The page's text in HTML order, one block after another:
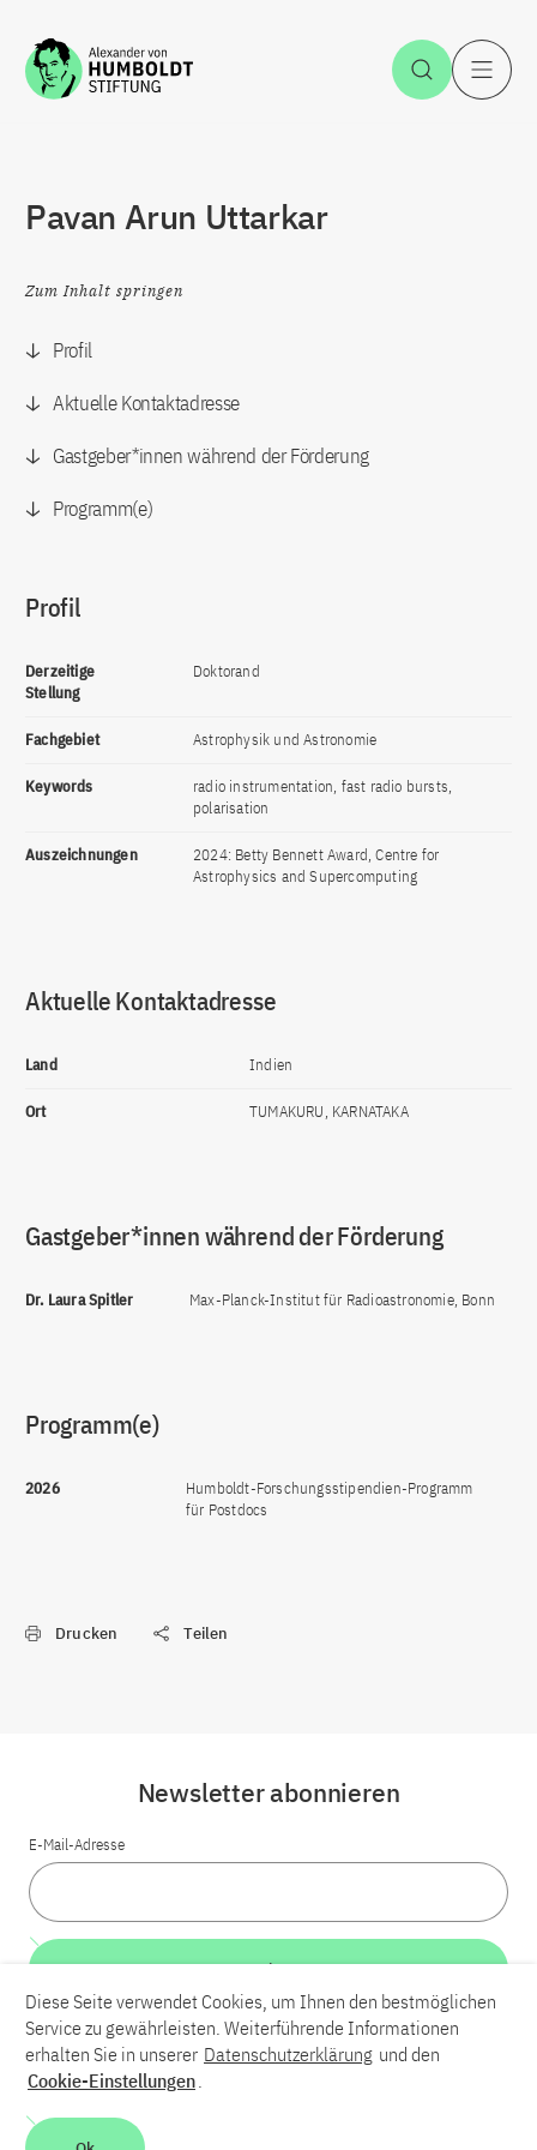
Zum Inhalt springen Suche
Pavan Arun Uttarkar
Zum Inhalt springen
Profil
Aktuelle Kontaktadresse
Gastgeber*innen während der Förderung
Programm(e)
Profil
Derzeitige
Stellung
Doktorand
Fachgebiet Astrophysik und Astronomie
Keywords
radio instrumentation, fast radio bursts,
polarisation
Auszeichnungen
2024: Betty Bennett Award, Centre for
Astrophysics and Supercomputing
Aktuelle Kontaktadresse
Land Indien
Ort TUMAKURU, KARNATAKA
Gastgeber*innen während der Förderung
Dr. Laura Spitler Max-Planck-Institut für Radioastronomie, Bonn
Programm(e)
2026
Humboldt-Forschungsstipendien-Programm
für Postdocs
Drucken Teilen
LinkedInBlueskyYouTube
Kontakt
Newsletter abonnieren
E-Mail-Adresse
Weiter
Diese Seite verwendet Cookies, um Ihnen den bestmöglichen
Service zu gewährleisten. Weiterführende Informationen
erhalten Sie in unserer Datenschutzerklärung und den
Cookie-Einstellungen.